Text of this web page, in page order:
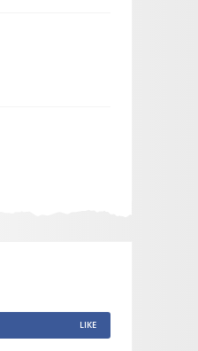
LIKE